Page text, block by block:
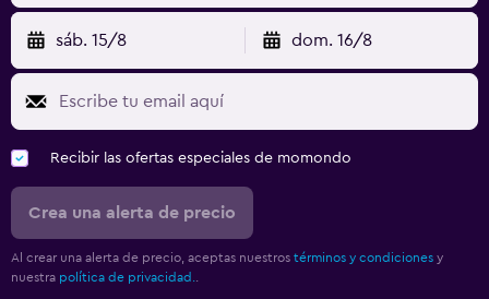
sáb. 15/8 dom. 16/8
Recibir las ofertas especiales de momondo
Crea una alerta de precio
Al crear una alerta de precio, aceptas nuestros términos y condiciones y
nuestra política de privacidad.